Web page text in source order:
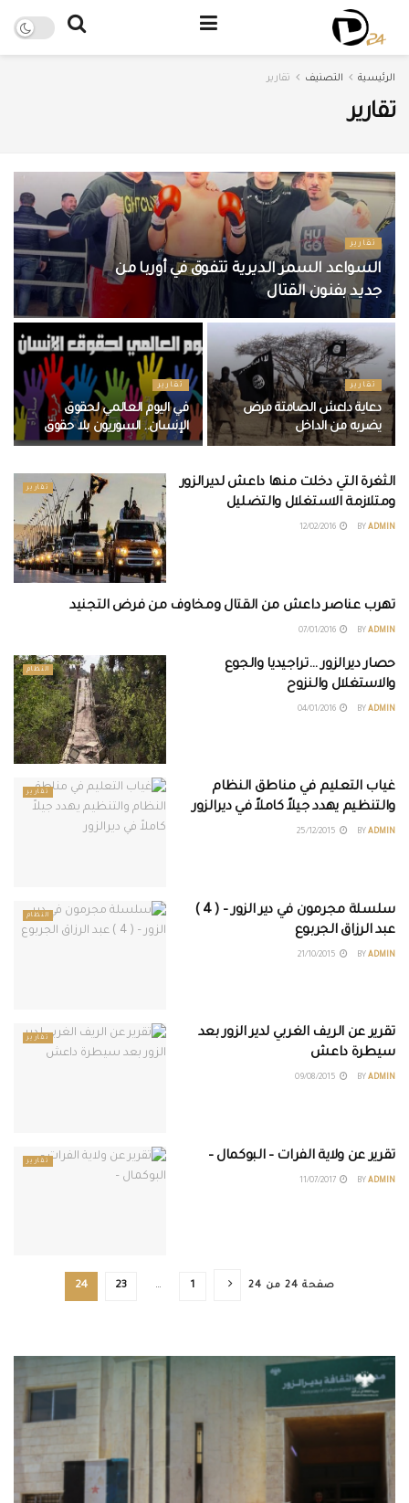
الرئيسية التصنيف تقارير
تقارير
تقارير
السواعد السمر الديرية تتفوق في أوربا من
جديد بفنون القتال
تقارير
دعاية داعش الصامتة مرض
يضربه من الداخل
تقارير
في اليوم العالمي لحقوق
الإنسان.. السوريون بلا حقوق
تقارير
الثغرة التي دخلت منها داعش لديرالزور
ومتلازمة الاستغلال والتضليل
BY ADMIN
تهرب عناصر داعش من القتال ومخاوف من فرض التجنيد
BY ADMIN
النظام
حصار ديرالزور …تراجيديا والجوع
والاستغلال والنزوح
BY ADMIN
تقارير
غياب التعليم في مناطق النظام
والتنظيم يهدد جيلاً كاملاً في ديرالزور
BY ADMIN
النظام
سلسلة مجرمون في دير الزور – ( 4 )
عبد الرزاق الجربوع
BY ADMIN
تقارير
تقرير عن الريف الغربي لدير الزور بعد
سيطرة داعش
BY ADMIN
تقارير تقرير عن ولاية الفرات – البوكمال –
BY ADMIN
صفحة 24 من 24 1
…
23
24